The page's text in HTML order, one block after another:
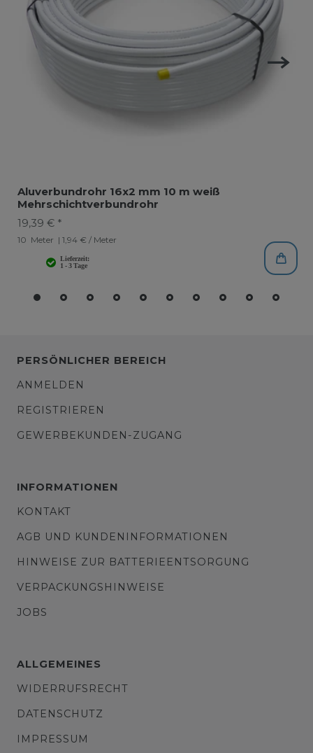
Aluverbundrohr 16x2 mm 10 m weiß
Mehrschichtverbundrohr
19,39 € *
10 Meter | 1,94 € / Meter
PERSÖNLICHER BEREICH
ANMELDEN
REGISTRIEREN
GEWERBEKUNDEN-ZUGANG
INFORMATIONEN
KONTAKT
AGB UND KUNDENINFORMATIONEN
HINWEISE ZUR BATTERIEENTSORGUNG
VERPACKUNGSHINWEISE
JOBS
ALLGEMEINES
WIDERRUFSRECHT
DATENSCHUTZ
IMPRESSUM